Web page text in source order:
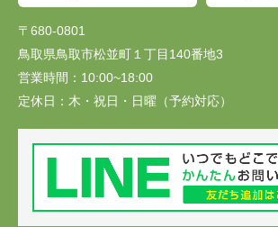
〒680-0801
鳥取県鳥取市松並町１丁目140番地3
営業時間： 10:00~18:00
定休日： 木・祝日・日曜（予約対応）